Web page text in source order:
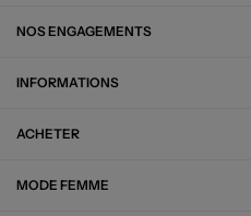
NOS ENGAGEMENTS
INFORMATIONS
ACHETER
MODE FEMME